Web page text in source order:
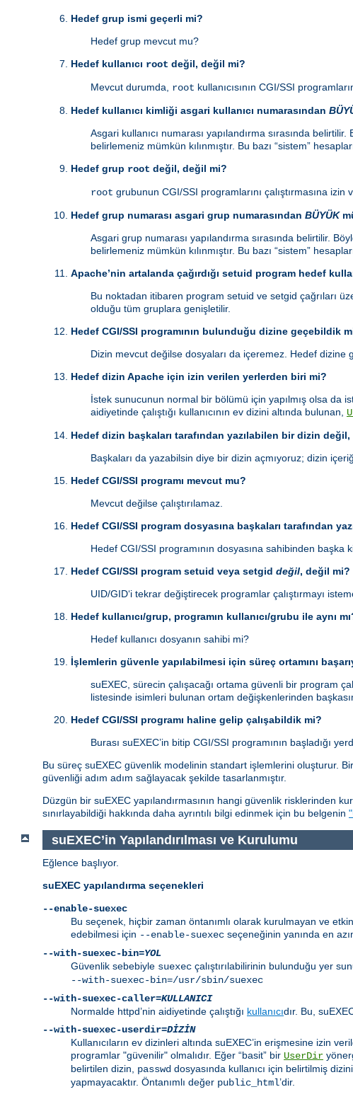
Hedef grup ismi geçerli mi?
Hedef grup mevcut mu?
Hedef kullanıcı root değil, değil mi?
Mevcut durumda, root kullanıcısının CGI/SSI
Hedef kullanıcı kimliği asgari kullanıcı numarasından
Asgari kullanıcı numarası yapılandırma sırasında
belirlemeniz mümkün kılınmıştır. Bu bazı “sistem”
Hedef grup root değil, değil mi?
root grubunun CGI/SSI programlarını çalıştırmasına izin
Hedef grup numarası asgari grup numarasından BÜYÜK
Asgari grup numarası yapılandırma sırasında belirtilir.
belirlemeniz mümkün kılınmıştır. Bu bazı “sistem”
Apache’nin artalanda çağırdığı setuid program hedef
Bu noktadan itibaren program setuid ve setgid çağrıları
olduğu tüm gruplara genişletilir.
Hedef CGI/SSI programının bulunduğu dizine geçebildik
Dizin mevcut değilse dosyaları da içeremez. Hedef dizine
Hedef dizin Apache için izin verilen yerlerden biri mi?
İstek sunucunun normal bir bölümü için yapılmış olsa da
aidiyetinde çalıştığı kullanıcının ev dizini altında bulunan,
Hedef dizin başkaları tarafından yazılabilen bir dizin
Başkaları da yazabilsin diye bir dizin açmıyoruz; dizin
Hedef CGI/SSI programı mevcut mu?
Mevcut değilse çalıştırılamaz.
Hedef CGI/SSI program dosyasına başkaları tarafından
Hedef CGI/SSI programının dosyasına sahibinden başka
Hedef CGI/SSI program setuid veya setgid değil, değil mi?
UID/GID‘i tekrar değiştirecek programlar çalıştırmayı
Hedef kullanıcı/grup, programın kullanıcı/grubu ile aynı
Hedef kullanıcı dosyanın sahibi mi?
İşlemlerin güvenle yapılabilmesi için süreç ortamını
suEXEC, sürecin çalışacağı ortama güvenli bir program
listesinde isimleri bulunan ortam değişkenlerinden
Hedef CGI/SSI programı haline gelip çalışabildik mi?
Burası suEXEC’in bitip CGI/SSI programının başladığı
Bu süreç suEXEC güvenlik modelinin standart işlemlerini oluşturur.
güvenliği adım adım sağlayacak şekilde tasarlanmıştır.
Düzgün bir suEXEC yapılandırmasının hangi güvenlik risklerinden
sınırlayabildiği hakkında daha ayrıntılı bilgi edinmek için bu belgenin
suEXEC’in Yapılandırılması ve Kurulumu
Eğlence başlıyor.
suEXEC yapılandırma seçenekleri
--enable-suexec
Bu seçenek, hiçbir zaman öntanımlı olarak kurulmayan ve
edebilmesi için --enable-suexec seçeneğinin yanında en
--with-suexec-bin=YOL
Güvenlik sebebiyle suexec çalıştırılabilirinin bulunduğu yer
--with-suexec-bin=/usr/sbin/suexec
--with-suexec-caller=KULLANICI
Normalde httpd’nin aidiyetinde çalıştığı kullanıcıdır. Bu,
--with-suexec-userdir=DİZİN
Kullanıcıların ev dizinleri altında suEXEC’in erişmesine izin
programlar "güvenilir" olmalıdır. Eğer “basit” bir UserDir
belirtilen dizin, passwd dosyasında kullanıcı için belirtilmiş
yapmayacaktır. Öntanımlı değer public_html’dir.